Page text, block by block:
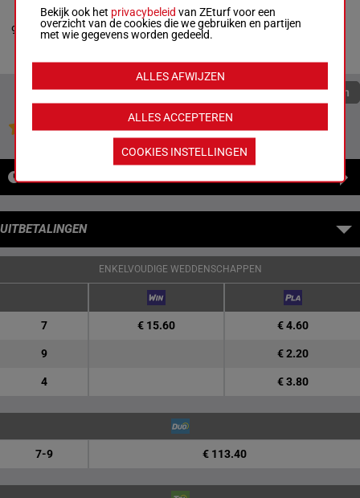
9
TILL I COLLAPSE AS
Chris Page-Mike
Watson
Box: 9 -R/5 - 1600m
R/5 1600m2a 0a 1a
0a 5a
Quoteringen verversen
UITBETALINGEN
ENKELVOUDIGE WEDDENSCHAPPEN
7 € 15.60 € 4.60
9 € 2.20
4 € 3.80
7-9 € 113.40
Bekijk ook het privacybeleid van ZEturf voor een
overzicht van de cookies die we gebruiken en partijen
met wie gegevens worden gedeeld.
ALLES ACCEPTEREN
ALLES AFWIJZEN
COOKIES INSTELLINGEN